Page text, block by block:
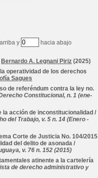
y hacia abajo
Bernardo A. Legnani Piriz (2025)
operatividad de los derechos
Sagues
de referéndum contra la ley no.
Constitucional, n. 1 (ene-
la acción de inconstitucionalidad /
del Trabajo, v. 5 n. 14 (Enero -
Corte de Justicia No. 104/2015
del delito de asonada /
v. 76 n. 152 (2015)
atinente a la cartelería
de derecho administrativo y